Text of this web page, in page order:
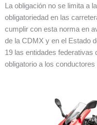
La obligación no se limita a
obligatoriedad en las
cumplir con esta norma en
de la CDMX y en el Estado
19 las entidades federativas
obligatorio a los